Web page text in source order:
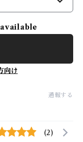
向け
通報する
(2)